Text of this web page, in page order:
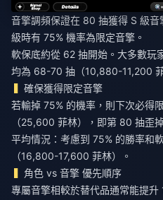
音擎調頻保證在 80 抽獲得 S 級
級時有 75% 機率為限定音擎。
軟保底約從 62 抽開始。大多數玩
均為 68-70 抽（10,880-11,200
確保獲得限定音擎
若輸掉 75% 的機率，則下次必得
（25,600 菲林），即第 80 抽歪
平均情況：考慮到 75% 的勝率和
（16,800-17,600 菲林）。
角色 vs 音擎 優先順序
專屬音擎相較於替代品通常能提